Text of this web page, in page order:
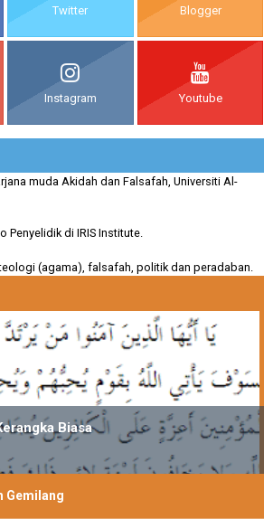
Twitter Blogger
Instagram Youtube
muda Akidah dan Falsafah, Universiti Al-
Penyelidik di IRIS Institute.
(agama), falsafah, politik dan peradaban.
Biasa
Gemilang